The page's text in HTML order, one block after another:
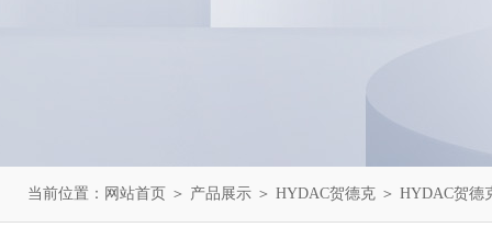
当前位置： 网站首页 ＞ 产品展示 ＞ HYDAC贺德克 ＞ HYDAC贺德